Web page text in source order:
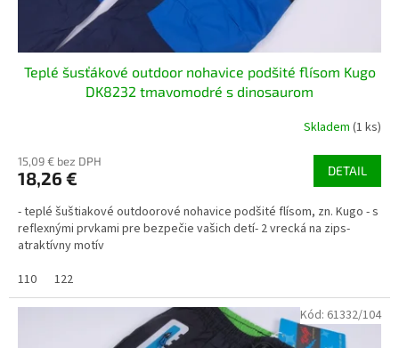
Teplé šusťákové outdoor nohavice podšité flísom Kugo
DK8232 tmavomodré s dinosaurom
Skladem (1 ks)
15,09 € bez DPH
18,26 € DETAIL
- teplé šuštiakové outdoorové nohavice podšité flísom, zn. Kugo - s
reflexnými prvkami pre bezpečie vašich detí- 2 vrecká na zips-
atraktívny motív
110
122
Kód: 61332/104